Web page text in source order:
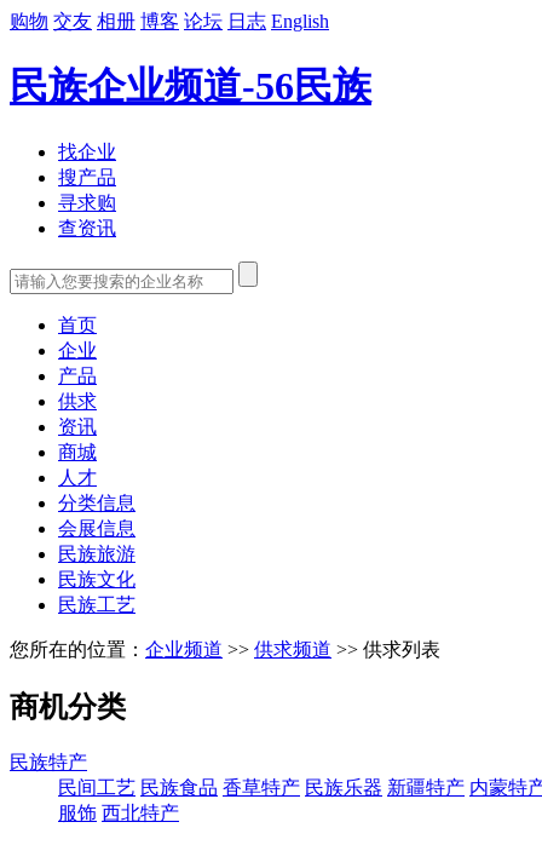
购物 交友 相册 博客 论坛 日志 English
民族企业频道-56民族
找企业
搜产品
寻求购
查资讯
首页
企业
产品
供求
资讯
商城
人才
分类信息
会展信息
民族旅游
民族文化
民族工艺
您所在的位置： 企业频道 >> 供求频道 >> 供求列表
商机分类
民族特产
民间工艺 民族食品 香草特产 民族乐器 新疆特产 内蒙特
服饰 西北特产